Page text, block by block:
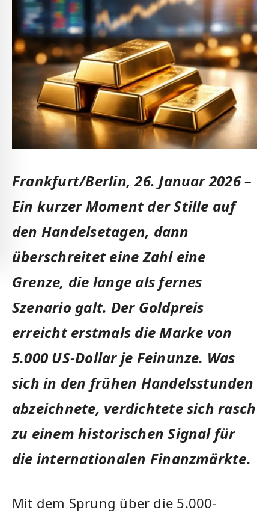
Frankfurt/Berlin, 26. Januar 2026 –
Ein kurzer Moment der Stille auf
den Handelsetagen, dann
überschreitet eine Zahl eine
Grenze, die lange als fernes
Szenario galt. Der Goldpreis
erreicht erstmals die Marke von
5.000 US-Dollar je Feinunze. Was
sich in den frühen Handelsstunden
abzeichnete, verdichtete sich rasch
zu einem historischen Signal für
die internationalen Finanzmärkte.
Mit dem Sprung über die 5.000-